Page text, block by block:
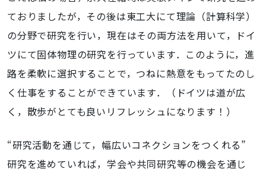
ておりましたが，その後は東工大にて理論（計算科学）
の分野で研究を行い，現在はその両方法を用いて，ドイ
ツにて固体物理の研究を行っています．このように，進
路を柔軟に選択することで，つねに熱意をもってたのし
く仕事をすることができています．（ドイツは道が広
く，散歩がとても良いリフレッシュになります！）
“研究活動を通じて，幅広いコネクションをつくれる”
研究を進めていれば，学会や共同研究等の機会を通じ